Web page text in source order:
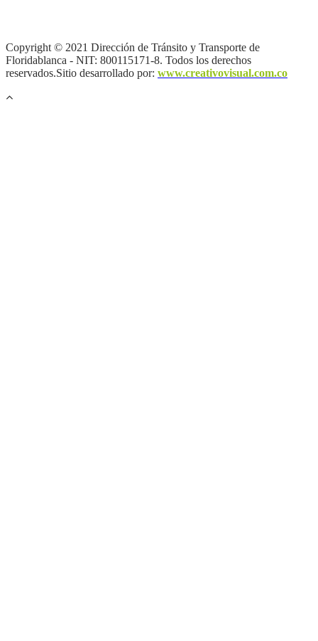
Copyright © 2021 Dirección de Tránsito y Transporte de
Floridablanca - NIT: 800115171-8. Todos los derechos
reservados.Sitio desarrollado por: www.creativovisual.com.co